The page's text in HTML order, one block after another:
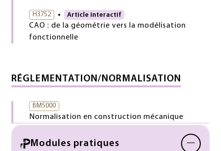
H3752 Article interactif
CAO : de la géométrie vers la modélisation
fonctionnelle
RÉGLEMENTATION/NORMALISATION
BM5000
Normalisation en construction mécanique
Modules pratiques −